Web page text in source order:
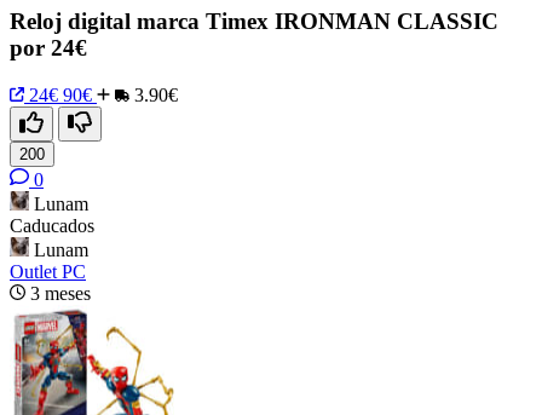
Reloj digital marca Timex IRONMAN CLASSIC
por 24€
24€ 90€ 3.90€
200
0
Lunam
Caducados
Lunam
Outlet PC
3 meses